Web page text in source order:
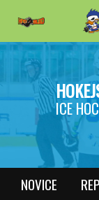
ICE
NOVICE